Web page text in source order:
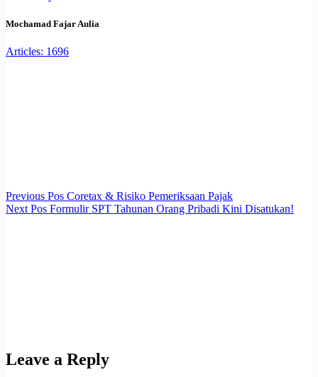
Mochamad Fajar Aulia
Articles: 1696
Previous Pos Coretax & Risiko Pemeriksaan Pajak
NextPos Formulir SPT Tahunan Orang Pribadi Kini Disatukan!
Leave a Reply